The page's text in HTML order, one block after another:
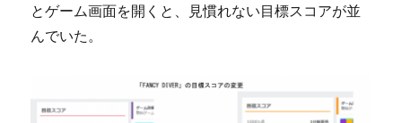
とゲーム画面を開くと、見慣れない目標スコアが並
んでいた。